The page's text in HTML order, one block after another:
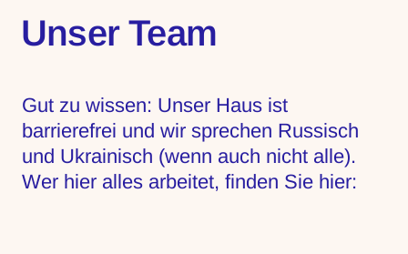
Unser Team
Gut zu wissen: Unser Haus ist
barrierefrei und wir sprechen Russisch
und Ukrainisch (wenn auch nicht alle).
Wer hier alles arbeitet, finden Sie hier: